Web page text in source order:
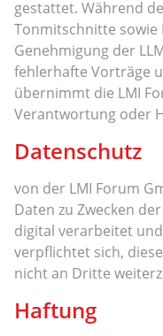
gestattet. Während
Tonmitschnitte
Genehmigung der
fehlerhafte Vorträge
übernimmt die LMI
Verantwortung oder
Datenschutz
von der LMI Forum
Daten zu Zwecken
digital verarbeitet
verpflichtet sich,
nicht an Dritte
Haftung